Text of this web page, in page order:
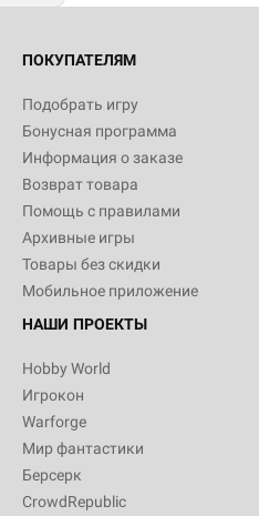
ПОКУПАТЕЛЯМ
Подобрать игру
Бонусная программа
Информация о заказе
Возврат товара
Помощь с правилами
Архивные игры
Товары без скидки
Мобильное приложение
НАШИ ПРОЕКТЫ
Hobby World
Игрокон
Warforge
Мир фантастики
Берсерк
CrowdRepublic